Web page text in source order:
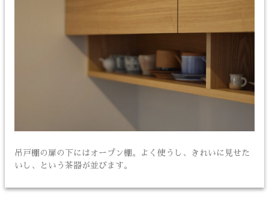
吊戸棚の扉の下にはオープン棚。よく使うし、きれいに見せた
いし、という茶器が並びます。